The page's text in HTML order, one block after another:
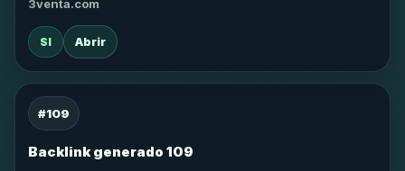
3venta.com
SI Abrir
#109
Backlink generado 109